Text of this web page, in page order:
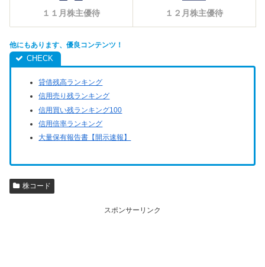
１１月株主優待 １２月株主優待
他にもあります、優良コンテンツ！
貸借残高ランキング
信用売り残ランキング
信用買い残ランキング100
信用倍率ランキング
大量保有報告書【開示速報】
株コード
スポンサーリンク